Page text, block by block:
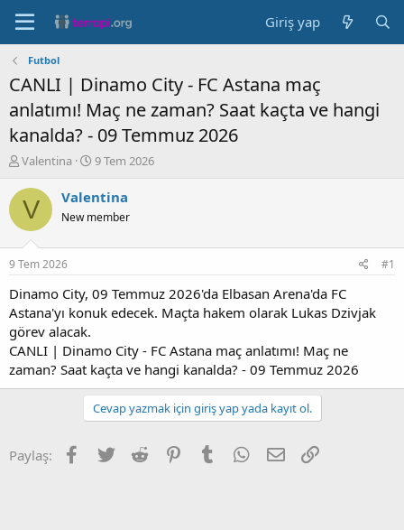
Giriş yap
Futbol
CANLI | Dinamo City - FC Astana maç
anlatımı! Maç ne zaman? Saat kaçta ve hangi
kanalda? - 09 Temmuz 2026
K
n
b
u
u
b
a
ş
l
a
t
a
n
Valentina
B
ş
a
ç
a
i
h
i
9 Tem 2026
V Valentina
New member
9 Tem 2026 #1
Dinamo City, 09 Temmuz 2026'da Elbasan Arena'da FC
Astana'yı konuk edecek. Maçta hakem olarak Lukas Dzivjak
görev alacak.
CANLI | Dinamo City - FC Astana maç anlatımı! Maç ne
zaman? Saat kaçta ve hangi kanalda? - 09 Temmuz 2026
Cevap yazmak için giriş yap yada kayıt ol.
Paylaş: Facebook
Twitter Reddit PinterestTumblr WhatsApp
E-posta